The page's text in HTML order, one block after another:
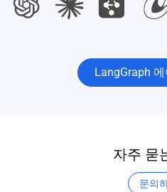
LangGraph
자주 묻
문의